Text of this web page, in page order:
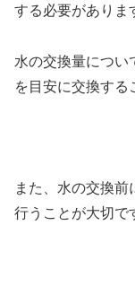
する必要がありま
水の交換量につい
を目安に交換する
また、水の交換
行うことが大切で